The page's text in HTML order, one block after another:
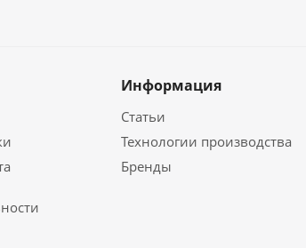
Информация
Статьи
Технологии производства
Бренды